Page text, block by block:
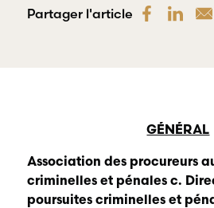
RBD Avocats offre une
Partager l'article
GÉNÉRAL
Association des procureurs
criminelles et pénales c.
poursuites criminelles et